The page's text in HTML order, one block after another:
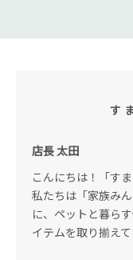
す
店長 太田
こんにちは！「す
私たちは「家族み
に、ペットと暮ら
イテムを取り揃えて